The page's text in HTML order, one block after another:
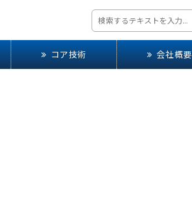
コア技術 会社概要